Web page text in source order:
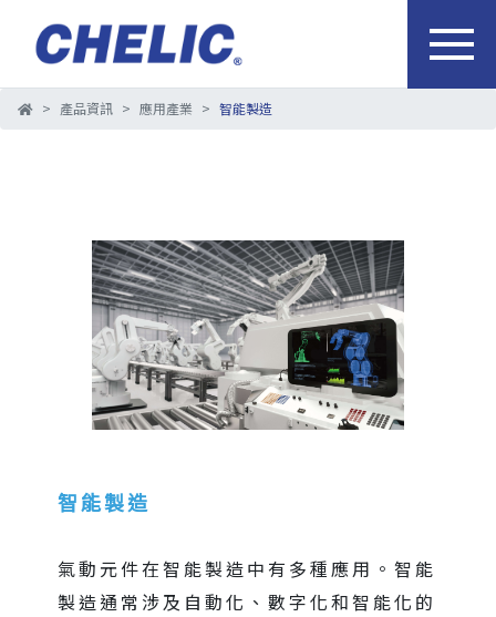
產品資訊 應用產業 智能製造
智能製造
氣動元件在智能製造中有多種應用。智能
製造通常涉及自動化、數字化和智能化的